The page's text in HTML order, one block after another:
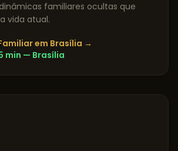
familiares ocultas que
vida atual.
em Brasília →
min — Brasília